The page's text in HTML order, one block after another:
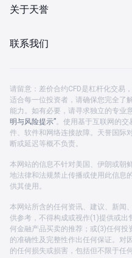
行情报价
金市快讯
投资月刊
关于天誉
关于我们
监管认证
公司公告
公司账户
联络我们
联系我们
中国大陆：4001203582
中国香港及海外：+852
请留意：差价合约CFD是杠杆化交易
适合每一位投资者，请确保您完全了
能力。如有必要，请寻求独立的专业
明与风险提示”。使用基于互联网的
件、软件和网络连接故障。天誉国际
断或延迟等概不负责。
本网站的信息不针对美国、伊朗或朝
地法律和法规禁止传播或使用此信息
供其使用。
本网站所含的任何资讯、建议、新闻
供参考，不得构成或视作(1)提供或
何金融产品买卖的推荐；或(3)任何
的准确性及完整性作出任何保证。对
的任何损失或损害，包括但不限于任